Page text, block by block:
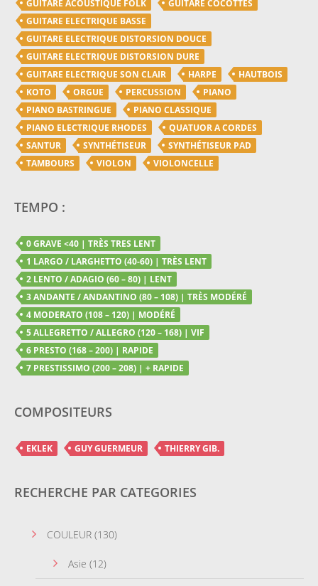
GUITARE ACOUSTIQUE FOLK
GUITARE COCOTTES
GUITARE ELECTRIQUE BASSE
GUITARE ELECTRIQUE DISTORSION DOUCE
GUITARE ELECTRIQUE DISTORSION DURE
GUITARE ELECTRIQUE SON CLAIR
HARPE
HAUTBOIS
KOTO
ORGUE PERCUSSION
PIANO
PIANO BASTRINGUE
PIANO CLASSIQUE
PIANO ELECTRIQUE RHODES
QUATUOR A CORDES
SANTUR
SYNTHÉTISEUR
SYNTHÉTISEUR PAD
TAMBOURS
VIOLON VIOLONCELLE
TEMPO :
0 GRAVE <40 | TRÈS TRES LENT
1 LARGO / LARGHETTO (40-60) | TRÈS LENT
2 LENTO / ADAGIO (60 – 80) | LENT
3 ANDANTE / ANDANTINO (80 – 108) | TRÈS MODÉRÉ
4 MODERATO (108 – 120) | MODÉRÉ
5 ALLEGRETTO / ALLEGRO (120 – 168) | VIF
6 PRESTO (168 – 200) | RAPIDE
7 PRESTISSIMO (200 – 208) | + RAPIDE
COMPOSITEURS
EKLEK GUY GUERMEUR THIERRY GIB.
RECHERCHE PAR CATEGORIES
COULEUR (130)
Asie (12)